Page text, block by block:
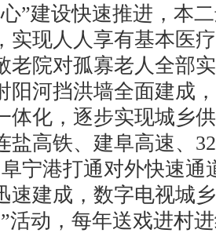
”建设快速推进，本
实现人人享有基本医
老院对孤寡老人全部
阳河挡洪墙全面建成
体化，逐步实现城乡
盐高铁、建阜高速、
宁港打通对外快速
速建成，数字电视城
活动，每年送戏进村